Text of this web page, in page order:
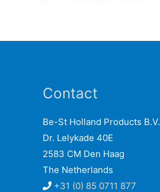
Contact
Be-St Holland Products B.V.
Dr. Lelykade 40E
2583 CM Den Haag
The Netherlands
+31 (0) 85 0711 877